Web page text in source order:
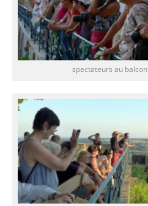
spectateurs au balcon